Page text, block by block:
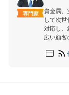
専門家
貴金属、
して次
対応し、
広い顧客